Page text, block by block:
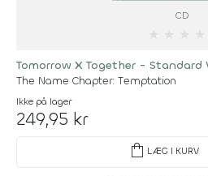
CD
Tomorrow X Together - Standard
The Name Chapter: Temptation
Ikke på lager
249,95 kr
shopping_bag LÆG I KURV